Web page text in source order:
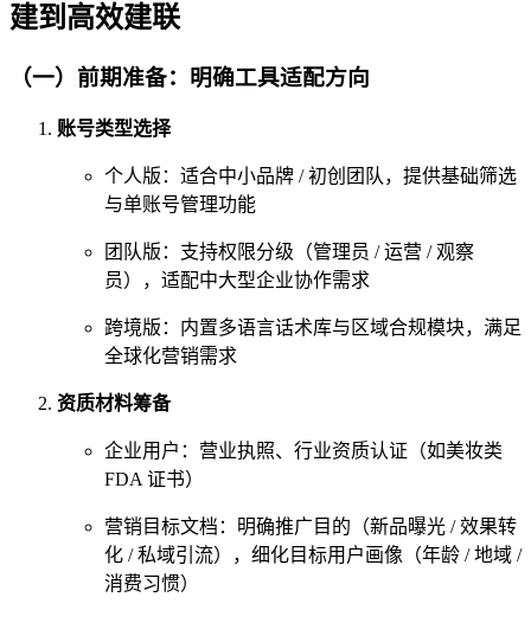
建到高效建联
（一）前期准备：明确工具适配方向
账号类型选择
个人版：适合中小品牌 / 初创团队，提供基础筛选
与单账号管理功能
团队版：支持权限分级（管理员 / 运营 / 观察
员），适配中大型企业协作需求
跨境版：内置多语言话术库与区域合规模块，满足
全球化营销需求
资质材料筹备
企业用户：营业执照、行业资质认证（如美妆类
FDA 证书）
营销目标文档：明确推广目的（新品曝光 / 效果转
化 / 私域引流），细化目标用户画像（年龄 / 地域 /
消费习惯）